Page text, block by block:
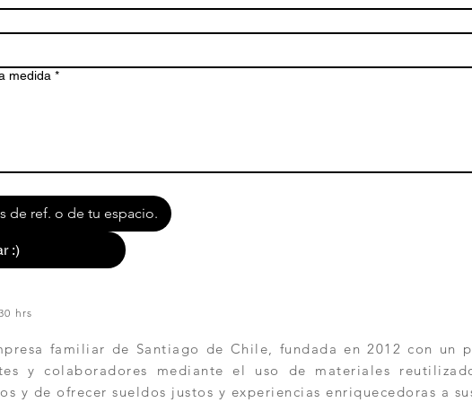
medida *
de ref. o de tu espacio.
:)
hrs
familiar de Santiago de Chile, fundada en 2012 con un
y colaboradores mediante el uso de materiales
y de ofrecer sueldos justos y experiencias enriquecedoras a